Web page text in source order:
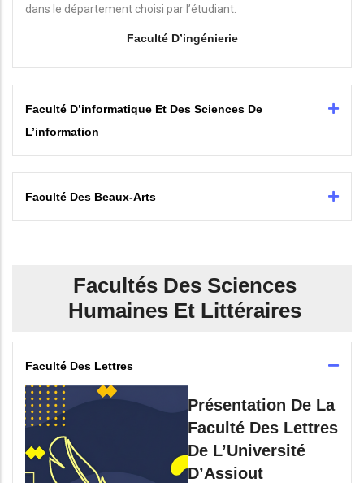
dans le département choisi par l’étudiant.
Faculté D’ingénierie
Faculté D’informatique Et Des Sciences De
L’information
Faculté Des Beaux-Arts
Facultés Des Sciences
Humaines Et Littéraires
Faculté Des Lettres
Présentation De La
Faculté Des Lettres
De L’Université
D’Assiout